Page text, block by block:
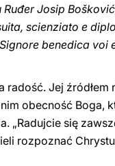
Josip
scienziato e
benedica voi
Jej źródłem
obecność Boga,
„Radujcie się
rozpoznać